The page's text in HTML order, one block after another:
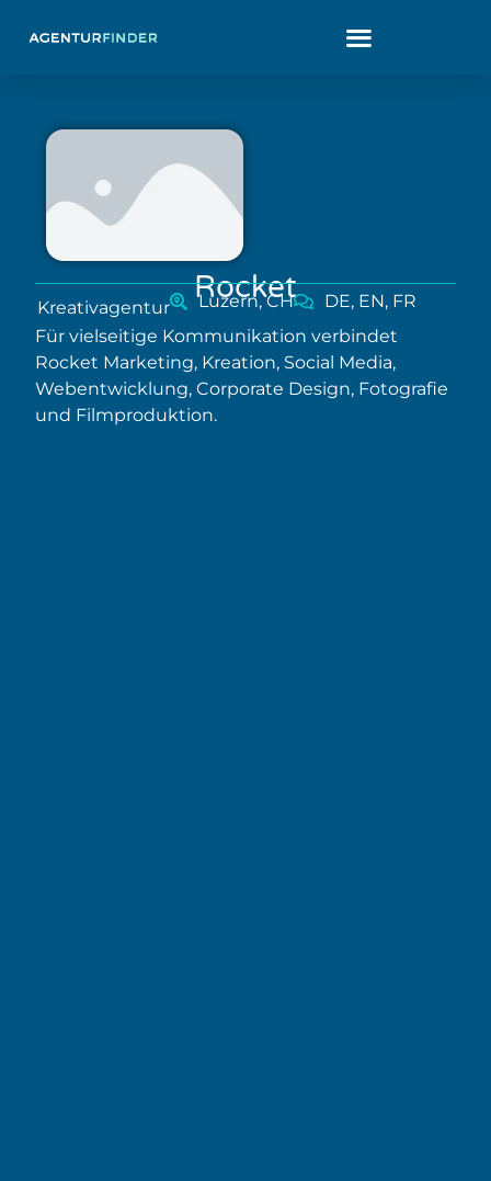
Rocket
Kreativagentur Luzern, CH
DE, EN, FR
Für vielseitige Kommunikation verbindet
Rocket Marketing, Kreation, Social Media,
Webentwicklung, Corporate Design, Fotografie
und Filmproduktion.